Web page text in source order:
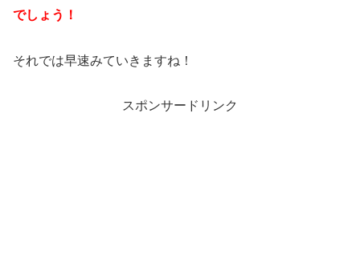
でしょう！
それでは早速みていきますね！
スポンサードリンク